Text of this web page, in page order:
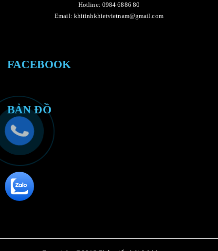
Hotline: 0984 6886 80
Email: khitinhkhietvietnam@gmail.com
FACEBOOK
BẢN ĐỒ